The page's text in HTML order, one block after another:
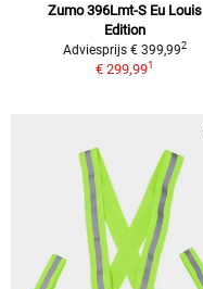
Zumo 396Lmt-S Eu Louis
Edition
Adviesprijs € 399,992
€ 299,991